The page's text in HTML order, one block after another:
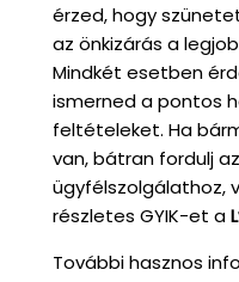
érzed, hogy
az önkizárás a
Mindkét esetben
ismerned a pontos
feltételeket. Ha
van, bátran fordulj az
ügyfélszolgálathoz,
részletes GYIK-et a
További hasznos